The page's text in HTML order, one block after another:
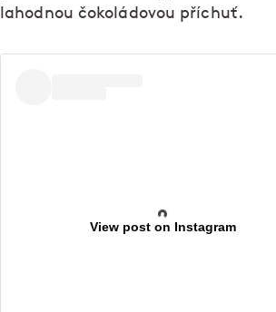
lahodnou čokoládovou příchuť.
View post on Instagram